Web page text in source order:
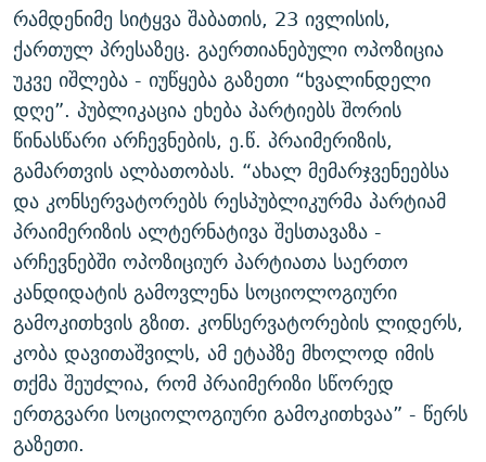
რამდენიმე სიტყვა შაბათის, 23 ივლისის,
ქართულ პრესაზეც. გაერთიანებული ოპოზიცია
უკვე იშლება - იუწყება გაზეთი “ხვალინდელი
დღე”. პუბლიკაცია ეხება პარტიებს შორის
წინასწარი არჩევნების, ე.წ. პრაიმერიზის,
გამართვის ალბათობას. “ახალ მემარჯვენეებსა
და კონსერვატორებს რესპუბლიკურმა პარტიამ
პრაიმერიზის ალტერნატივა შესთავაზა -
არჩევნებში ოპოზიციურ პარტიათა საერთო
კანდიდატის გამოვლენა სოციოლოგიური
გამოკითხვის გზით. კონსერვატორების ლიდერს,
კობა დავითაშვილს, ამ ეტაპზე მხოლოდ იმის
თქმა შეუძლია, რომ პრაიმერიზი სწორედ
ერთგვარი სოციოლოგიური გამოკითხვაა” - წერს
გაზეთი.